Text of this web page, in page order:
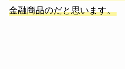
金融商品のだと思います。